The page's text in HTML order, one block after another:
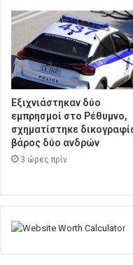
Εξιχνιάστηκαν δύο
εμπρησμοί στο Ρέθυμνο,
σχηματίστηκε
βάρος δύο ανδρών
3 ώρες πρίν